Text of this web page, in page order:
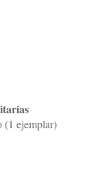
(1 ejemplar)